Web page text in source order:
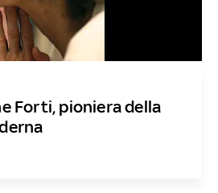
Forti, pioniera della